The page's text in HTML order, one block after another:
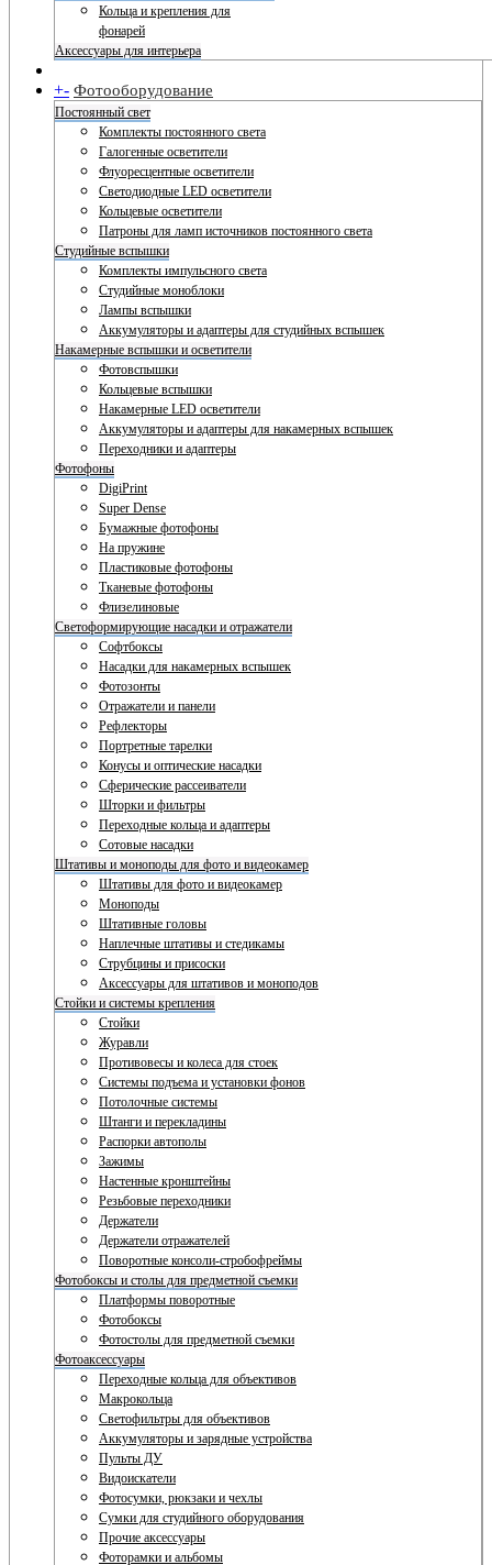
Кольца и крепления для
фонарей
Аксессуары для интерьера
+- Фотооборудование
Постоянный свет
Комплекты постоянного света
Галогенные осветители
Флуоресцентные осветители
Светодиодные LED осветители
Кольцевые осветители
Патроны для ламп источников постоянного света
Студийные вспышки
Комплекты импульсного света
Студийные моноблоки
Лампы вспышки
Аккумуляторы и адаптеры для студийных вспышек
Накамерные вспышки и осветители
Фотовспышки
Кольцевые вспышки
Накамерные LED осветители
Аккумуляторы и адаптеры для накамерных вспышек
Переходники и адаптеры
Фотофоны
DigiPrint
Super Dense
Бумажные фотофоны
На пружине
Пластиковые фотофоны
Тканевые фотофоны
Флизелиновые
Светоформирующие насадки и отражатели
Софтбоксы
Насадки для накамерных вспышек
Фотозонты
Отражатели и панели
Рефлекторы
Портретные тарелки
Конусы и оптические насадки
Сферические рассеиватели
Шторки и фильтры
Переходные кольца и адаптеры
Сотовые насадки
Штативы и моноподы для фото и видеокамер
Штативы для фото и видеокамер
Моноподы
Штативные головы
Наплечные штативы и стедикамы
Струбцины и присоски
Аксессуары для штативов и моноподов
Стойки и системы крепления
Стойки
Журавли
Противовесы и колеса для стоек
Системы подъема и установки фонов
Потолочные системы
Штанги и перекладины
Распорки автополы
Зажимы
Настенные кронштейны
Резьбовые переходники
Держатели
Держатели отражателей
Поворотные консоли-стробофреймы
Фотобоксы и столы для предметной съемки
Платформы поворотные
Фотобоксы
Фотостолы для предметной съемки
Фотоаксессуары
Переходные кольца для объективов
Макрокольца
Светофильтры для объективов
Аккумуляторы и зарядные устройства
Пульты ДУ
Видоискатели
Фотосумки, рюкзаки и чехлы
Сумки для студийного оборудования
Прочие аксессуары
Фоторамки и альбомы